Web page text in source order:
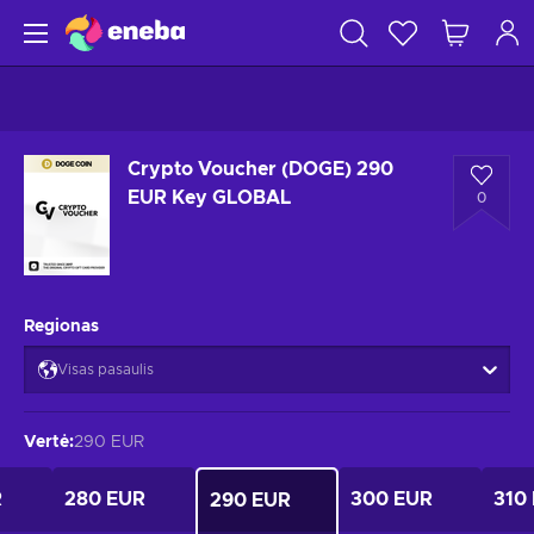
Crypto Voucher (DOGE) 290
EUR Key GLOBAL
0
Regionas
Visas pasaulis
Vertė:290 EUR
280 EUR 290 EUR 300 EUR 310